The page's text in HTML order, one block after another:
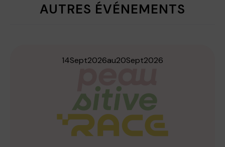
AUTRES ÉVÉNEMENTS
14Sept2026au20Sept2026